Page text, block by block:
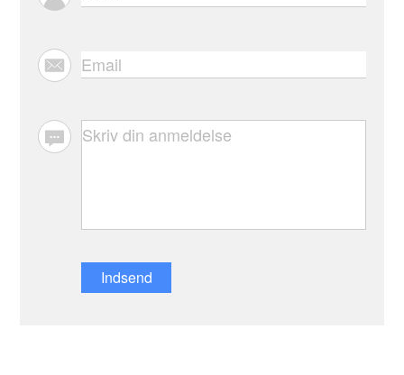
Indsend